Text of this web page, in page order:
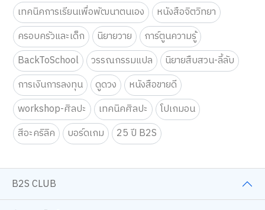
ของเล่นเสริมพัฒนาการสำหรับเด็ก
การเรียนและการติว
เทคนิคการเรียนเพื่อพัฒนาตนเอง
หนังสือจิตวิทยา
ครอบครัวและเด็ก
นิยายวาย
การ์ตูนความรู้
BackToSchool
วรรณกรรมแปล
นิยายสืบสวน-ลี้ลับ
การเงินการลงทุน
ดูดวง
หนังสือขายดี
workshop-ศิลปะ
เทคนิคศิลปะ
โปเกมอน
B2S CLUB